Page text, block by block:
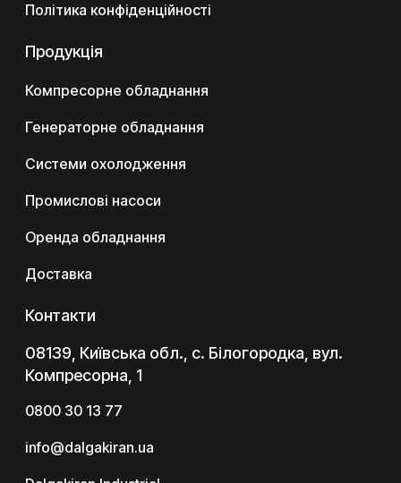
Політика конфіденційності
Продукція
Компресорне обладнання
Генераторне обладнання
Системи охолодження
Промислові насоси
Оренда обладнання
Доставка
Контакти
08139, Київська обл., с. Білогородка, вул.
Компресорна, 1
0800 30 13 77
info@dalgakiran.ua